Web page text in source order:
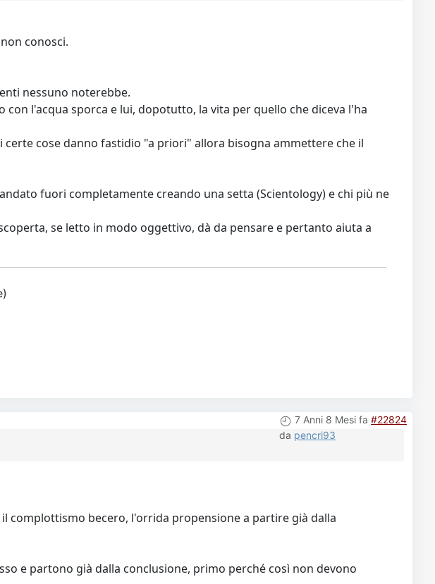
conosci.
nessuno noterebbe.
l'acqua sporca e lui, dopotutto, la vita per quello che diceva l'ha
cose danno fastidio "a priori" allora bisogna ammettere che il
fuori completamente creando una setta (Scientology) e chi più ne
se letto in modo oggettivo, dà da pensare e pertanto aiuta a
7 Anni 8 Mesi fa #22824
da pencri93
complottismo becero, l'orrida propensione a partire già dalla
e partono già dalla conclusione, primo perché così non devono